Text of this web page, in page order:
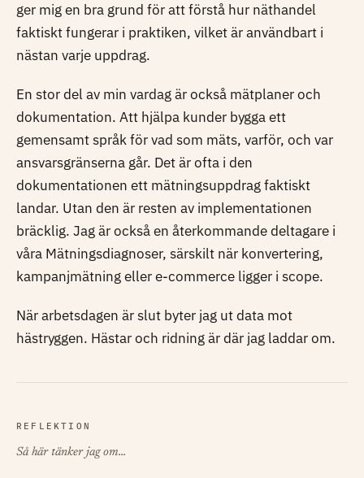
ger mig en bra grund för att förstå hur näthandel
faktiskt fungerar i praktiken, vilket är användbart i
nästan varje uppdrag.
En stor del av min vardag är också mätplaner och
dokumentation. Att hjälpa kunder bygga ett
gemensamt språk för vad som mäts, varför, och var
ansvarsgränserna går. Det är ofta i den
dokumentationen ett mätningsuppdrag faktiskt
landar. Utan den är resten av implementationen
bräcklig. Jag är också en återkommande deltagare i
våra Mätningsdiagnoser, särskilt när konvertering,
kampanjmätning eller e-commerce ligger i scope.
När arbetsdagen är slut byter jag ut data mot
hästryggen. Hästar och ridning är där jag laddar om.
REFLEKTION
Så här tänker jag om...